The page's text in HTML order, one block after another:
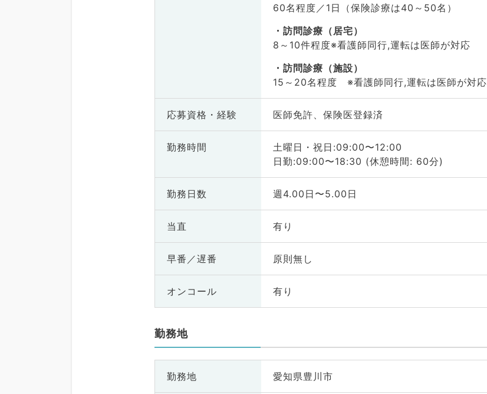
60名程度／1日（保険診療は40～50名）
訪問診療（居宅）
8～10件程度※看護師同行,運転は医師が対応
訪問診療（施設）
15～20名程度 ※看護師同行,運転は医師が対応
応募資格・ 経験 医師免許、保険医登録済
勤務時間
土曜日・祝日:09:00〜12:00
日勤:09:00〜18:30 (休憩時間: 60分)
勤務日数 週4.00日〜5.00日
当直 有り
早番／遅番 原則無し
オンコール 有り
勤務地
勤務地 愛知県豊川市